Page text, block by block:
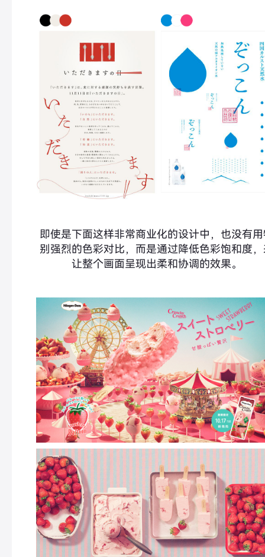
即使是下面这样非常商业化的设计中，也没有
别强烈的色彩对比，而是通过降低色彩饱和度
让整个画面呈现出柔和协调的效果。